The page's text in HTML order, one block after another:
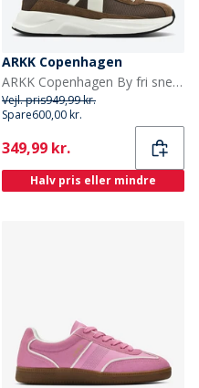
ARKK Copenhagen
ARKK Copenhagen By fri sneakers Brown Tofu
Vejl. pris949,99 kr.
Spare600,00 kr.
Current
349,99 kr.
Halv pris eller mindre